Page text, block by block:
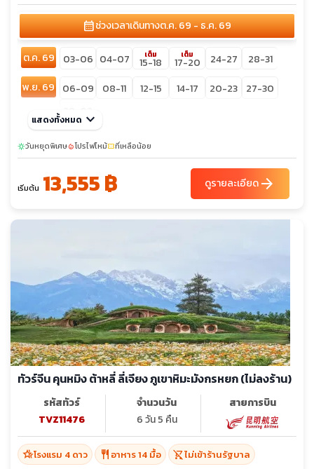
calendar_monthช่วงเวลาเดินทางต.ค. 69 - ธ.ค. 69
ต.ค. 69 03-06 04-07 เต็ม
15-18
เต็ม
17-20 24-27
28-31
พ.ย. 69 06-09 08-11 12-15 14-17 20-23
27-30
ธ.ค. 69
04-07 11-14 13-16
แสดงทั้งหมด keyboard_arrow_down
sunnyวันหยุดพิเศษlocal_fire_departmentโปรไฟไหม้confirmation_numberที่เหลือน้อย
เริ่มต้น 13,555 ฿ ดูรายละเอียดarrow_forward
ทัวร์จีน คุนหมิง ต้าหลี่ ลี่เจียง ภูเขาหิมะมังกรหยก (ไม่ลงร้าน)
รหัสทัวร์
TVZ11476
จำนวนวัน
6 วัน 5 คืน
สายการบิน
hotel_classโรงแรม 4 ดาว restaurant อาหาร 14 มื้อ shopping_cart_offไม่เข้าร้านรัฐบาล